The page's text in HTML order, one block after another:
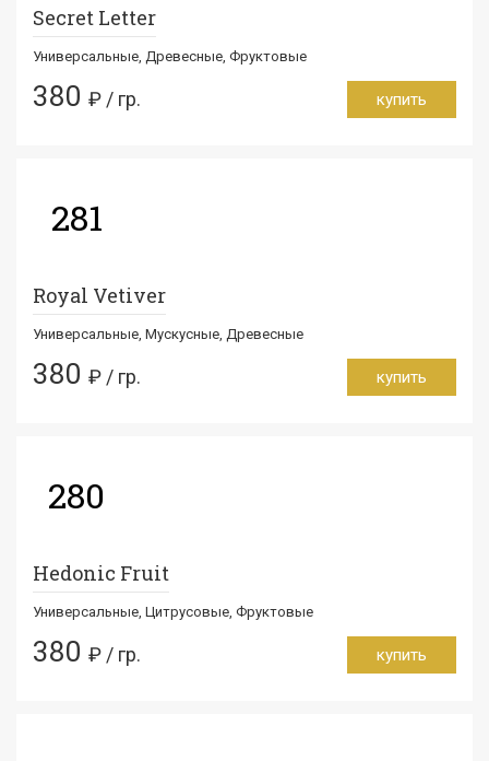
Secret Letter
Универсальные, Древесные, Фруктовые
380 ₽ / гр. купить
281
Royal Vetiver
Универсальные, Мускусные, Древесные
380 ₽ / гр. купить
280
Hedonic Fruit
Универсальные, Цитрусовые, Фруктовые
380 ₽ / гр. купить